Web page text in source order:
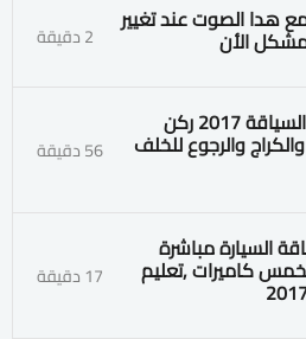
هدا الصوت عند تغيير 2 دقيقة
6. موسوعة تعلم السياقة 2017 ركن
والرجوع للخلف 56 دقيقة
السيارة مباشرة
بالدارجة المغربية بخمس كاميرات ٫تعليم 17 دقيقة